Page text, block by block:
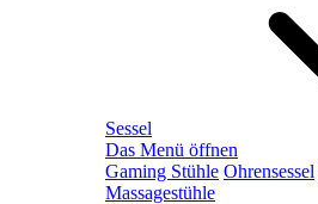
Sessel
Das Menü öffnen
Gaming Stühle Ohrensessel
Massagestühle